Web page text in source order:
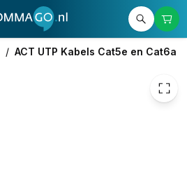
/ ACT UTP Kabels Cat5e en Cat6a